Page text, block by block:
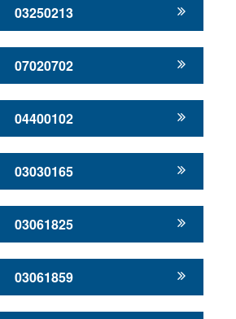
03250213
07020702
04400102
03030165
03061825
03061859